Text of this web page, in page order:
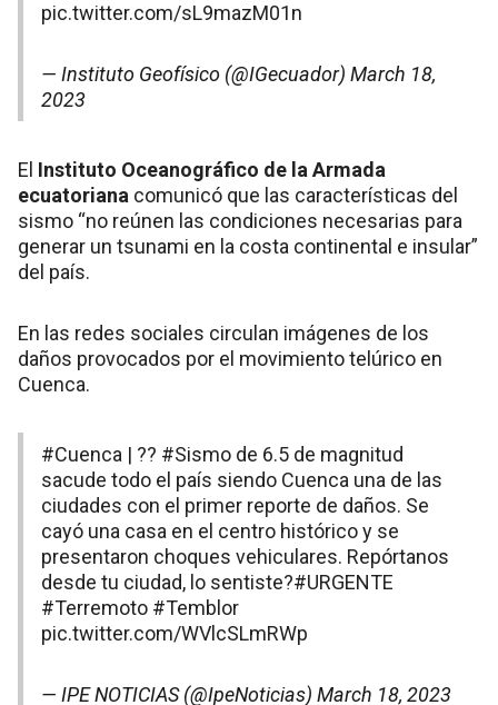
pic.twitter.com/sL9mazM01n
— Instituto Geofísico (@IGecuador) March 18,
2023
El Instituto Oceanográfico de la Armada
ecuatoriana comunicó que las características del
sismo “no reúnen las condiciones necesarias para
generar un tsunami en la costa continental e insular”
del país.
En las redes sociales circulan imágenes de los
daños provocados por el movimiento telúrico en
Cuenca.
#Cuenca | ?? #Sismo de 6.5 de magnitud
sacude todo el país siendo Cuenca una de las
ciudades con el primer reporte de daños. Se
cayó una casa en el centro histórico y se
presentaron choques vehiculares. Repórtanos
desde tu ciudad, lo sentiste?#URGENTE
#Terremoto #Temblor
pic.twitter.com/WVlcSLmRWp
— IPE NOTICIAS (@IpeNoticias) March 18, 2023